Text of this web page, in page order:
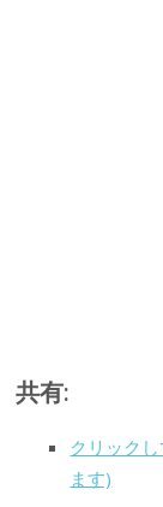
共有:
クリック
ます)